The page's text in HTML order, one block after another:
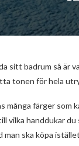
sitt badrum så är
tonen för hela
många färger som
vilka handdukar
man ska köpa